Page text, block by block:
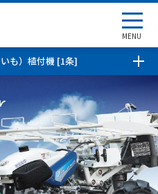
MENU
も）植付機 [1条]